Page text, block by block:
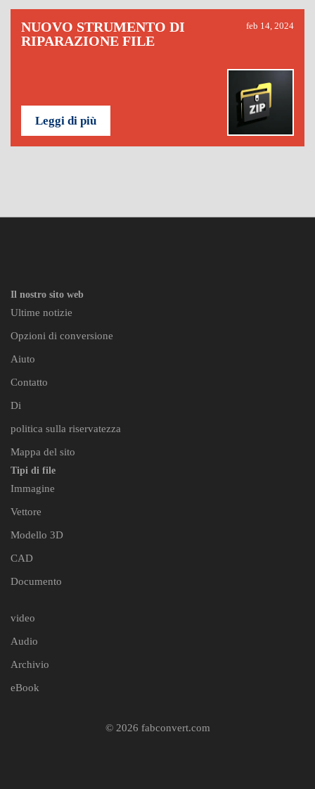
NUOVO STRUMENTO DI
RIPARAZIONE FILE
feb 14, 2024
Leggi di più
Il nostro sito web
Ultime notizie
Opzioni di conversione
Aiuto
Contatto
Di
politica sulla riservatezza
Mappa del sito
Tipi di file
Immagine
Vettore
Modello 3D
CAD
Documento
video
Audio
Archivio
eBook
© 2026 fabconvert.com